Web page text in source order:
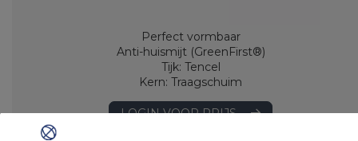
Perfect vormbaar
Anti-huismijt (GreenFirst®)
Tijk: Tencel
Kern: Traagschuim
LOGIN VOOR PRIJS